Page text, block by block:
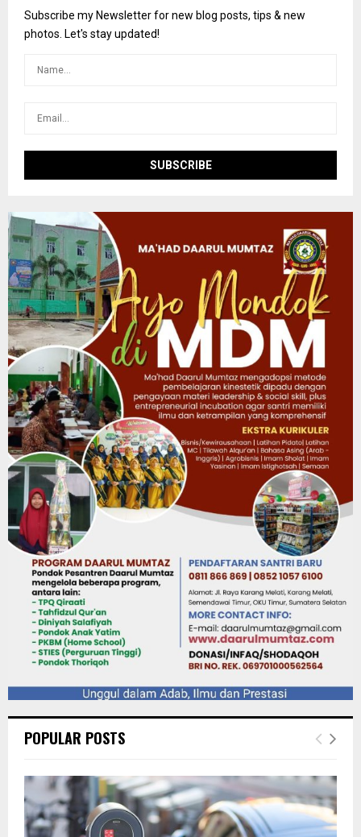
o
r
Subscribe my Newsletter for new blog posts, tips & new
photos. Let's stay updated!
POPULAR POSTS